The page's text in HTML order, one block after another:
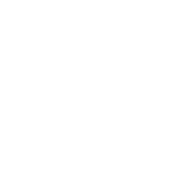
Anti-Snoring